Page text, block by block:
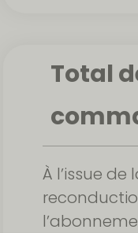
Total
À l’issue